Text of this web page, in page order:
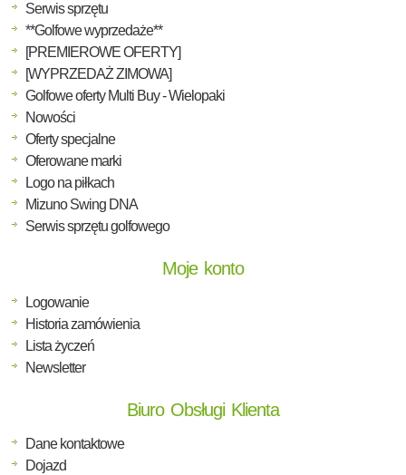
Serwis sprzętu
**Golfowe wyprzedaże**
[PREMIEROWE OFERTY]
[WYPRZEDAŻ ZIMOWA]
Golfowe oferty Multi Buy - Wielopaki
Nowości
Oferty specjalne
Oferowane marki
Logo na piłkach
Mizuno Swing DNA
Serwis sprzętu golfowego
Moje konto
Logowanie
Historia zamówienia
Lista życzeń
Newsletter
Biuro Obsługi Klienta
Dane kontaktowe
Dojazd